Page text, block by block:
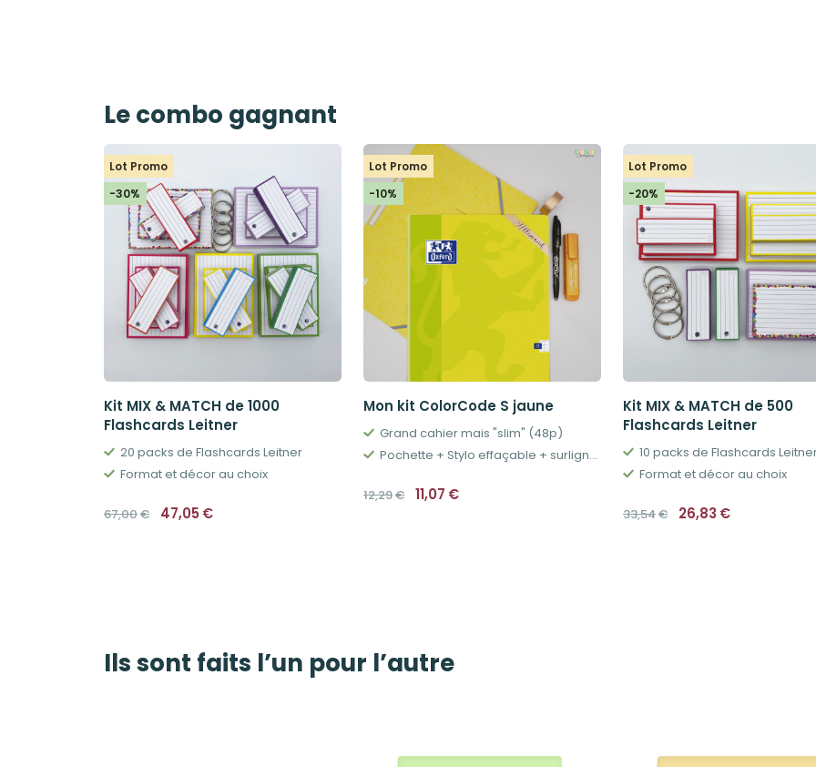
Le combo gagnant
Lot Promo
-30%
Kit MIX & MATCH de 1000
Flashcards Leitner
20 packs de Flashcards Leitner
Format et décor au choix
67,00€ Le
prix
47,05 €
Lot Promo
-10%
Mon kit ColorCode S jaune
Grand cahier mais "slim" (48p)
Pochette + Stylo effaçable + surligneur assortis
12,29€ Le
prix
11,07 €
Lot Promo
-20%
Kit MIX & MATCH de 500
Flashcards Leitner
10 packs de Flashcards
Format et décor au choix
33,54€ Le
prix
26,83 €
Ils sont faits l’un pour l’autre